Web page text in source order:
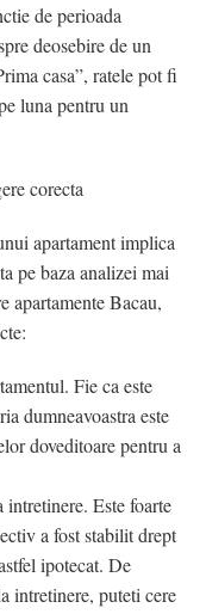
de perioada
deosebire de un
casa”, ratele pot fi
luna pentru un
corecta
apartament implica
pe baza analizei mai
apartamente Bacau,
Fie ca este
dumneavoastra este
doveditoare pentru a
Este foarte
a fost stabilit drept
ipotecat. De
intretinere, puteti cere